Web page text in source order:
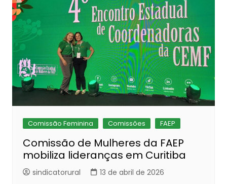
Comissão Feminina Comissões FAEP
Comissão de Mulheres da FAEP
mobiliza lideranças em Curitiba
sindicatorural 13 de abril de 2026